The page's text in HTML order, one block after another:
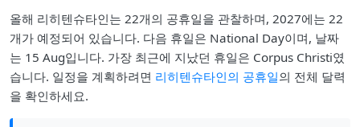
올해 리히텐슈타인는 22개의 공휴일을 관찰하며, 2027에는 22
개가 예정되어 있습니다. 다음 휴일은 National Day이며, 날짜
는 15 Aug입니다. 가장 최근에 지났던 휴일은 Corpus Christi였
습니다. 일정을 계획하려면 리히텐슈타인의 공휴일의 전체 달력
을 확인하세요.